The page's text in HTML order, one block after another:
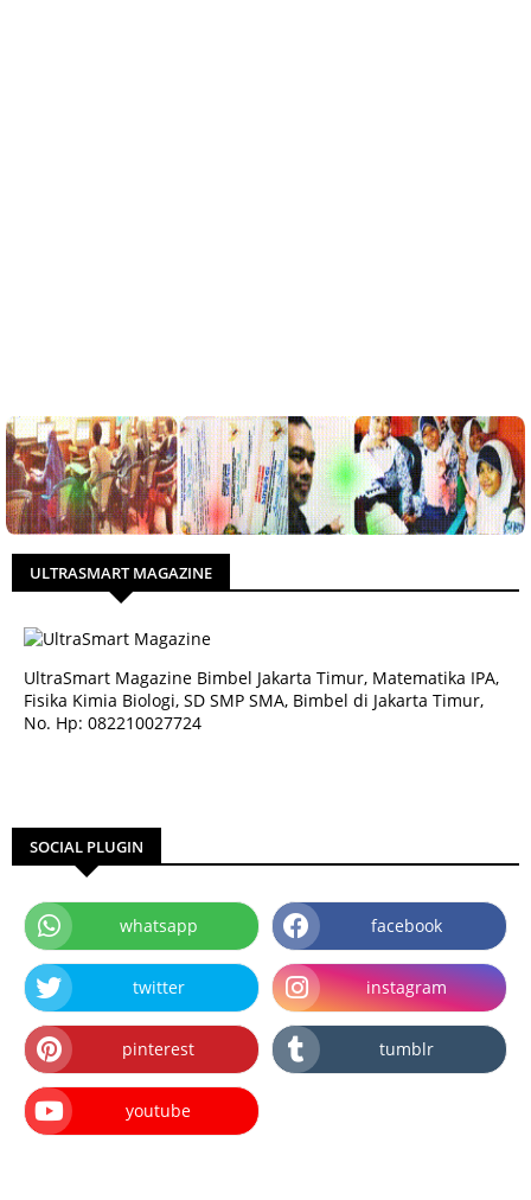
ULTRASMART MAGAZINE
UltraSmart Magazine Bimbel Jakarta Timur, Matematika IPA,
Fisika Kimia Biologi, SD SMP SMA, Bimbel di Jakarta Timur,
No. Hp: 082210027724
SOCIAL PLUGIN
whatsapp facebook
twitter instagram
pinterest tumblr
youtube